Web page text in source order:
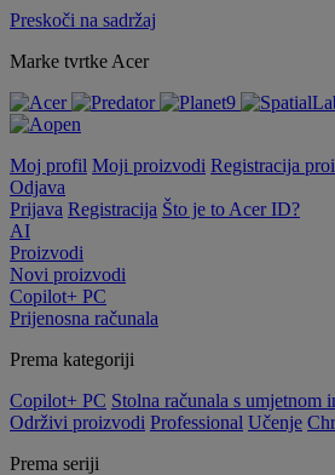
Preskoči na sadržaj
Marke tvrtke Acer
Moj profil Moji proizvodi Registracija
Odjava
Prijava Registracija Što je to Acer ID?
AI
Proizvodi
Novi proizvodi
Copilot+ PC
Prijenosna računala
Prema kategoriji
Copilot+ PC Stolna računala s umjetnom
Održivi proizvodi Professional Učenje
Prema seriji